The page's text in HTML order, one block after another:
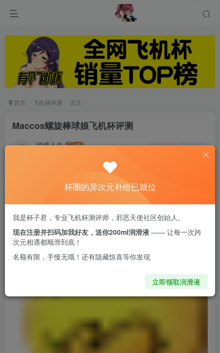
首页 飞机杯评测 正文
Maccos螺旋棒球娘飞机杯评测
游戏人生
刺激度应该是中等这样，适合过渡使用
从名字可以看得出这又是一款螺旋的杯子
杯圈的异次元补给已就位
我是杯子君，专业飞机杯测评师，邪恶天使社区创始人。
现在注册并扫码加我好友，送你200ml润滑液 —— 让每一次跨
次元相遇都顺滑到底！
名额有限，手慢无哦！还有隐藏惊喜等你发现
立即领取润滑液